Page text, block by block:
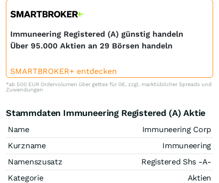
Immuneering Registered (A) günstig handeln
Über 95.000 Aktien an 29 Börsen handeln
SMARTBROKER+ entdecken
*ab 500 EUR Ordervolumen über gettex für 0€, zzgl. marktüblicher Spreads und
Zuwendungen
Stammdaten Immuneering Registered (A) Aktie
Name
Immuneering Corp
Kurzname
Immuneering
Namenszusatz
Registered Shs -A-
Kategorie
Aktien